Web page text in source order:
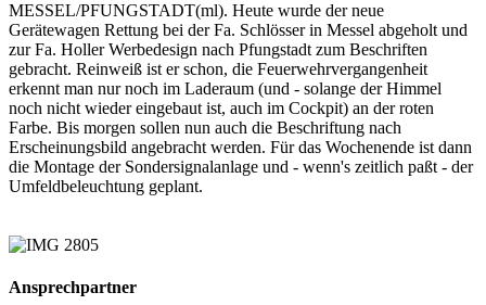
MESSEL/PFUNGSTADT(ml). Heute wurde der neue
Gerätewagen Rettung bei der Fa. Schlösser in Messel abgeholt und
zur Fa. Holler Werbedesign nach Pfungstadt zum Beschriften
gebracht. Reinweiß ist er schon, die Feuerwehrvergangenheit
erkennt man nur noch im Laderaum (und - solange der Himmel
noch nicht wieder eingebaut ist, auch im Cockpit) an der roten
Farbe. Bis morgen sollen nun auch die Beschriftung nach
Erscheinungsbild angebracht werden. Für das Wochenende ist dann
die Montage der Sondersignalanlage und - wenn's zeitlich paßt - der
Umfeldbeleuchtung geplant.
Ansprechpartner